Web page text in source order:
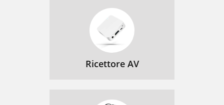
Ricettore AV